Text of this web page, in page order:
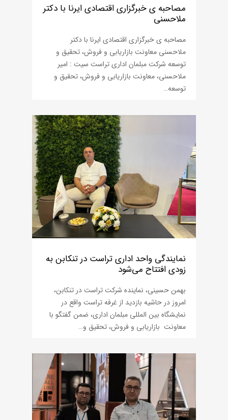
مصاحبه ی خبرگزاری اقتصادی ایرنا با دکتر
ملاحسنی
مصاحبه ی خبرگزاری اقتصادی ایرنا با دکتر
ملاحسنی معاونت بازاریابی و فروش، تحقیق و
توسعه شرکت مبلمان اداری تراست سیت : امیر
ملاحسنی، معاونت بازاریابی و فروش، تحقیق و
توسعه…
نمایندگی واحد اداری تراست در تنکابن به
زودی افتتاح می‌شود
بهمن حسینی، نماینده شرکت تراست در تنکابن،
امروز در حاشیه بازدید از غرفه تراست واقع در
نمایشگاه بین المللی مبلمان اداری، ضمن گفتگو با
معاونت بازاریابی و فروش، تحقیق و…